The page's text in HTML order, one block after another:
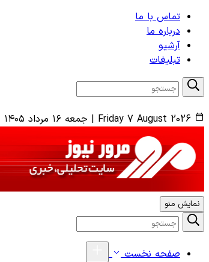
تماس با ما
درباره ما
آرشیو
تبلیغات
Friday 7 August 2026
| جمعه ۱۶ مرداد ۱۴۰۵
نمایش منو
صفحه نخست